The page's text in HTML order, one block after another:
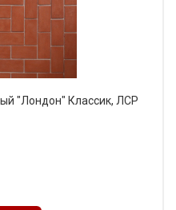
"Лондон" Классик, ЛСР